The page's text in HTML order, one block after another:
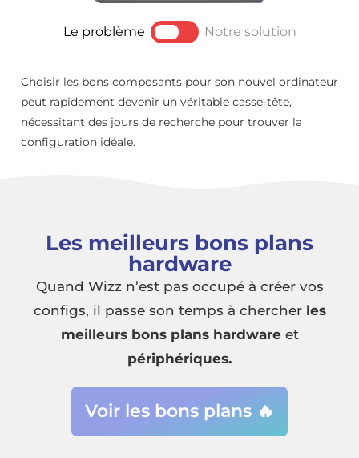
Le problème Notre solution
Choisir les bons composants pour son nouvel ordinateur
peut rapidement devenir un véritable casse-tête,
nécessitant des jours de recherche pour trouver la
configuration idéale.
Les meilleurs bons plans
hardware
Quand Wizz n’est pas occupé à créer vos
configs, il passe son temps à chercher les
meilleurs bons plans hardwareet
périphériques.
Voir les bons plans 🔥